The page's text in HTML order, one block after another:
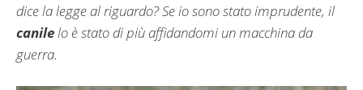
dice la legge al riguardo? Se io sono stato imprudente, il
canilelo è stato di più affidandomi un macchina da
guerra.